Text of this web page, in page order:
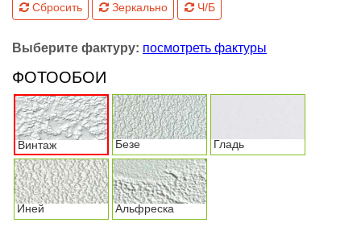
Сбросить Зеркально Ч/Б
Выберите фактуру: посмотреть фактуры
ФОТООБОИ
Винтаж Безе Гладь
Иней Альфреска